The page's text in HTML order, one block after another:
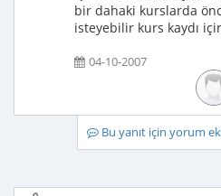
bir dahaki kurslarda
isteyebilir kurs kaydı
04-10-2007
Bu yanıt için yorum